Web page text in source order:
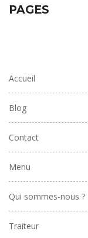
PAGES
Accueil
Blog
Contact
Menu
Qui sommes-nous ?
Traiteur